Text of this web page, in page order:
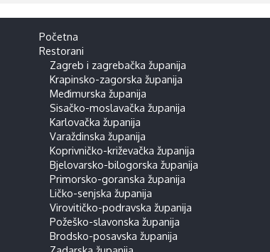
Početna
Restorani
Zagreb i zagrebačka županija
Krapinsko-zagorska županija
Međimurska županija
Sisačko-moslavačka županija
Karlovačka županija
Varaždinska županija
Koprivničko-križevačka županija
Bjelovarsko-bilogorska županija
Primorsko-goranska županija
Ličko-senjska županija
Virovitičko-podravska županija
Požeško-slavonska županija
Brodsko-posavska županija